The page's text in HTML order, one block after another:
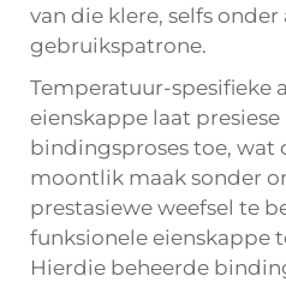
van die klere, selfs
gebruikspatrone.
Temperatuur-spesifieke
eienskappe laat
bindingsproses toe,
moontlik maak sonder
prestasiewe weefsel te
funksionele eienskappe
Hierdie beheerde